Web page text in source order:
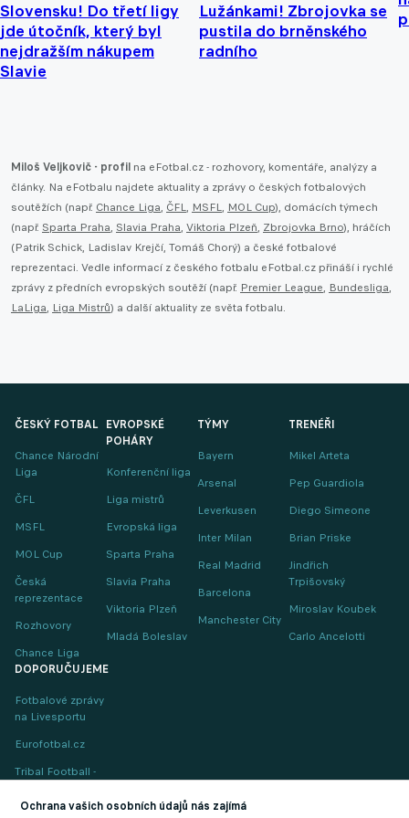
Slovensku! Do třetí ligy
jde útočník, který byl
nejdražším nákupem
Slavie
Lužánkami! Zbrojovka se
pustila do brněnského
radního
Miloš Veljkovič - profil na eFotbal.cz - rozhovory, komentáře, analýzy a
články. Na eFotbalu najdete aktuality a zprávy o českých fotbalových
soutěžích (např. Chance Liga, ČFL, MSFL, MOL Cup), domácích týmech
(např. Sparta Praha, Slavia Praha, Viktoria Plzeň, Zbrojovka Brno), hráčích
(Patrik Schick, Ladislav Krejčí, Tomáš Chorý) a české fotbalové
reprezentaci. Vedle informací z českého fotbalu eFotbal.cz přináší i rychlé
zprávy z předních evropských soutěží (např. Premier League, Bundesliga,
LaLiga, Liga Mistrů) a další aktuality ze světa fotbalu.
ČESKÝ FOTBAL
Chance Národní
Liga
ČFL
MSFL
MOL Cup
Česká
reprezentace
Rozhovory
Chance Liga
EVROPSKÉ
POHÁRY
Konferenční liga
Liga mistrů
Evropská liga
Sparta Praha
Slavia Praha
Viktoria Plzeň
Mladá Boleslav
TÝMY
Bayern
Arsenal
Leverkusen
Inter Milan
Real Madrid
Barcelona
Manchester City
TRENÉŘI
Mikel Arteta
Pep Guardiola
Diego Simeone
Brian Priske
Jindřich
Trpišovský
Miroslav Koubek
Carlo Ancelotti
DOPORUČUJEME
Fotbalové zprávy
na Livesportu
Eurofotbal.cz
Tribal Football -
(EN)
Ochrana vašich osobních údajů nás zajímá